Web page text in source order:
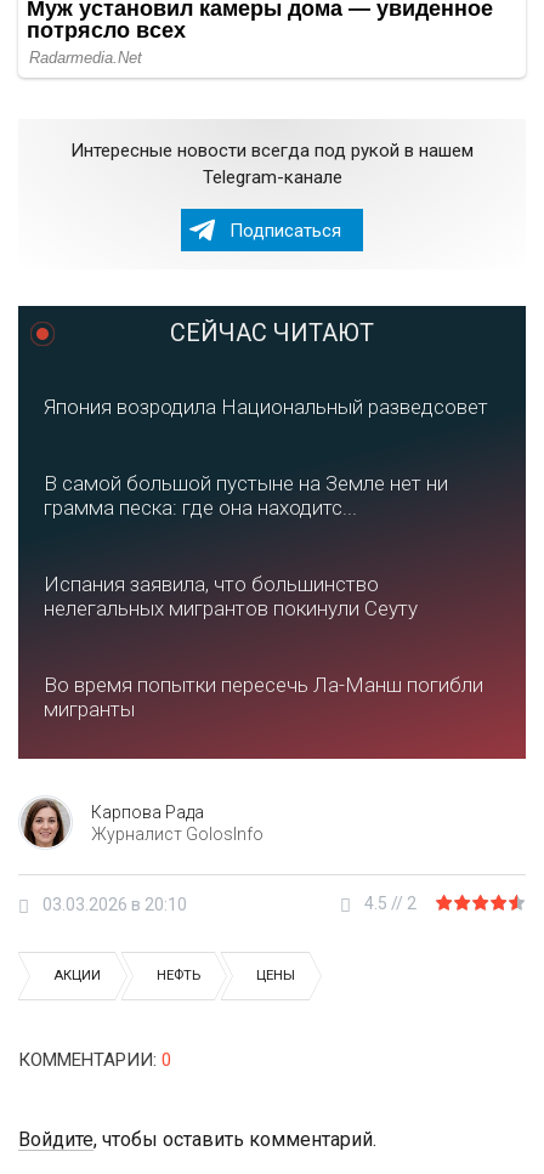
Интересные новости всегда под рукой в нашем
Telegram-канале
Подписаться
СЕЙЧАС ЧИТАЮТ
Япония возродила Национальный разведсовет
В самой большой пустыне на Земле нет ни
грамма песка: где она находитс...
Испания заявила, что большинство
нелегальных мигрантов покинули Сеуту
Во время попытки пересечь Ла-Манш погибли
мигранты
Карпова Рада
Журналист GolosInfo
03.03.2026 в 20:10 4.5 // 2
АКЦИИ НЕФТЬ ЦЕНЫ
КОММЕНТАРИИ: 0
Войдите, чтобы оставить комментарий.